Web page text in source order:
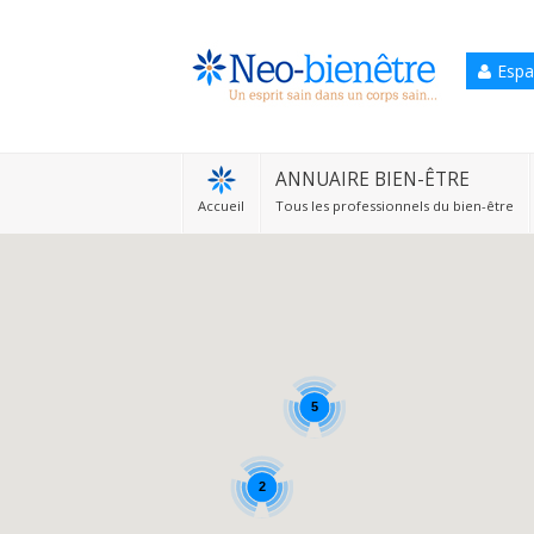
Accueil
ANNUAIRE BIEN-ÊTRE
Tous les professionnels du bien-être
5
2